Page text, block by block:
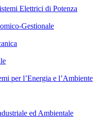
Elettrici di Potenza
Gestionale
per l’Energia e l’Ambiente
ed Ambientale